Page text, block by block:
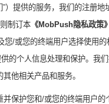
）提供的服务，我们的注册
制订本 《MobPush隐私政策》
您/或您的终端用户选择使用的
的个人信息处理和保护。我
他相关产品和服务。
并保护您和/或您的终端用户的